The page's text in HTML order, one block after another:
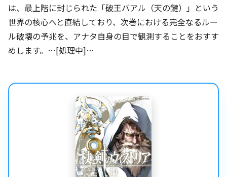
は、最上階に封じられた「破王バアル（天の鍵）」という
世界の核心へと直結しており、次巻における完全なるルー
ル破壊の予兆を、アナタ自身の目で観測することをおすす
めします。…[処理中]…